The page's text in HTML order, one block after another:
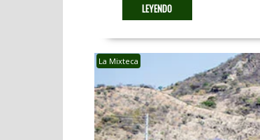
LEYENDO
La Mixteca